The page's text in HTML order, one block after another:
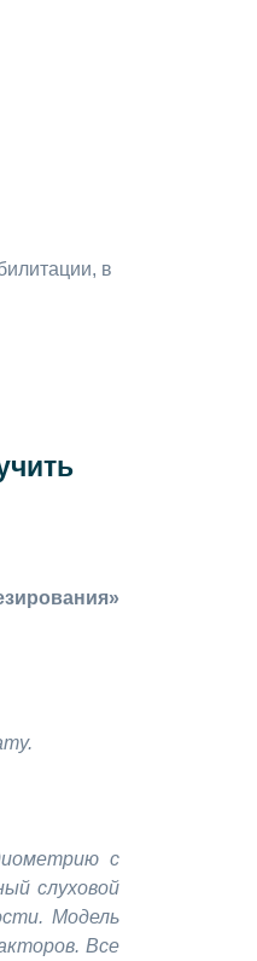
в
с
слуховой
Модель
Все